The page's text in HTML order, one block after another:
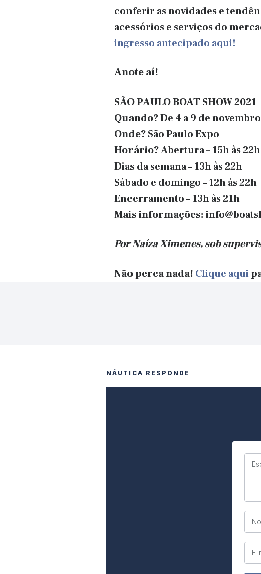
conferir as novidades e
acessórios e serviços do
ingresso antecipado aqui!
Anote aí!
SÃO PAULO BOAT SHOW 2021
Quando?De 4 a 9 de novembro
Onde?São Paulo Expo
Horário?Abertura – 15h às 22h
Dias da semana – 13h às 22h
Sábado e domingo – 12h às 22h
Encerramento – 13h às 21h
Mais informações:
Por Naíza Ximenes, sob
Não perca nada! Clique aqui
NÁUTICA RESPONDE
E-